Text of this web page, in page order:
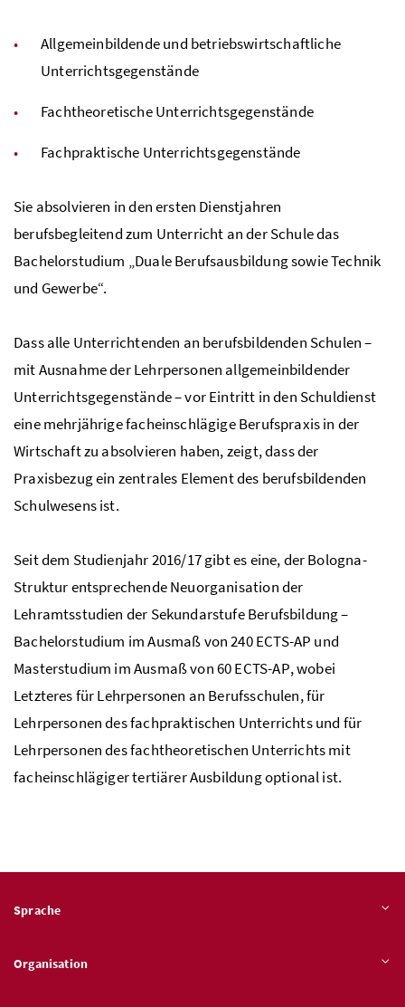
Allgemeinbildende und betriebswirtschaftliche
Unterrichtsgegenstände
Fachtheoretische Unterrichtsgegenstände
Fachpraktische Unterrichtsgegenstände
Sie absolvieren in den ersten Dienstjahren
berufsbegleitend zum Unterricht an der Schule das
Bachelorstudium „Duale Berufsausbildung sowie Technik
und Gewerbe“.
Dass alle Unterrichtenden an berufsbildenden Schulen –
mit Ausnahme der Lehrpersonen allgemeinbildender
Unterrichtsgegenstände – vor Eintritt in den Schuldienst
eine mehrjährige facheinschlägige Berufspraxis in der
Wirtschaft zu absolvieren haben, zeigt, dass der
Praxisbezug ein zentrales Element des berufsbildenden
Schulwesens ist.
Seit dem Studienjahr 2016/17 gibt es eine, der Bologna-
Struktur entsprechende Neuorganisation der
Lehramtsstudien der Sekundarstufe Berufsbildung –
Bachelorstudium im Ausmaß von 240ECTS-AP und
Masterstudium im Ausmaß von 60ECTS-AP, wobei
Letzteres für Lehrpersonen an Berufsschulen, für
Lehrpersonen des fachpraktischen Unterrichts und für
Lehrpersonen des fachtheoretischen Unterrichts mit
facheinschlägiger tertiärer Ausbildung optional ist.
Sprache
Organisation